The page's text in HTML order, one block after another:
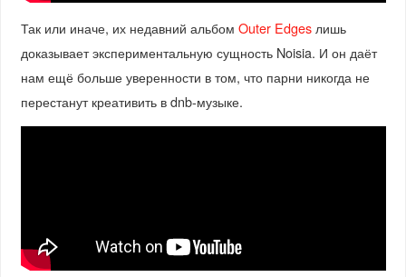
Так или иначе, их недавний альбом Outer Edgesлишь
доказывает экспериментальную сущность Noisia. И он даёт
нам ещё больше уверенности в том, что парни никогда не
перестанут креативить в dnb-музыке.